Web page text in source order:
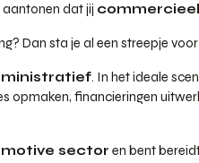
dat jij commercieel
Dan sta je al een streepje
. In het ideale
opmaken, financieringen
sector en bent